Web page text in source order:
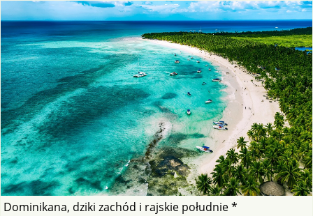
Dominikana, dziki zachód i rajskie południe *